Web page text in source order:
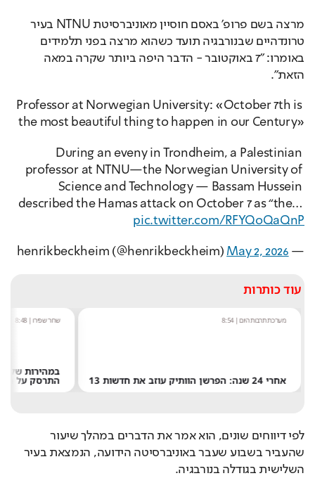
מרצה בשם פרופ' באסם חוסיין מאוניברסיטת NTNU בעיר
הזאת".
Professor at Norwegian University: «October 7th is
the most beautiful thing to happen in our Century»
During an eveny in Trondheim, a Palestinian
professor at NTNU—the Norwegian University of
Science and Technology — Bassam Hussein
pic.twitter.com/RFYQoQaQnP
— henrikbeckheim (@henrikbeckheim)
May 2, 2026
עוד כותרות
מערכת תרבות היום|
8:54
אחרי 24 שנה: הפרשן הוותיק עוזב את חדשות 13
שחר שפירו |
8:48
התרסק על
לפי דיווחים שונים, הוא אמר את הדברים במהלך שיעור
השלישית בגודלה בנורבגיה.